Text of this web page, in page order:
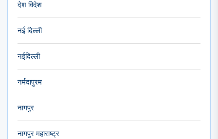
देश विदेश
नई दिल्ली
नईदिल्ली
नर्मदापुरम
नागपुर
नागपुर महाराष्ट्र